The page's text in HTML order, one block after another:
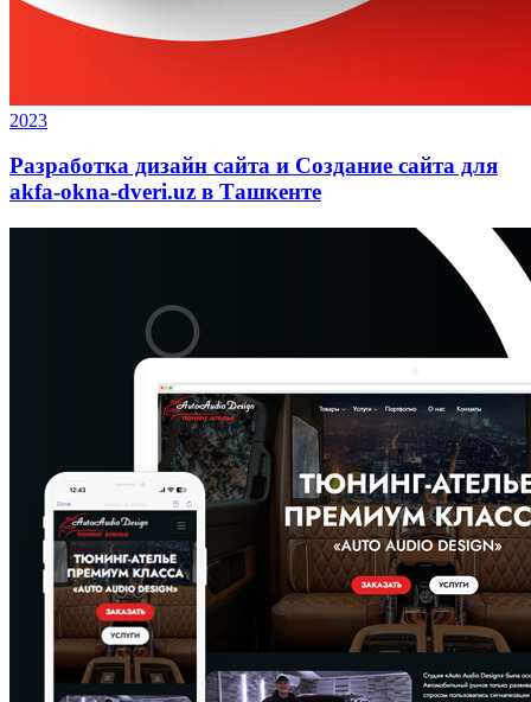
2023
Разработка дизайн сайта и Создание сайта для
akfa-okna-dveri.uz в Ташкенте